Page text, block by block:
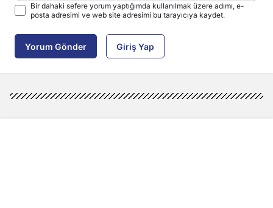
Bir dahaki sefere yorum yaptığımda kullanılmak üzere adımı, e-
posta adresimi ve web site adresimi bu tarayıcıya kaydet.
Yorum Gönder Giriş Yap